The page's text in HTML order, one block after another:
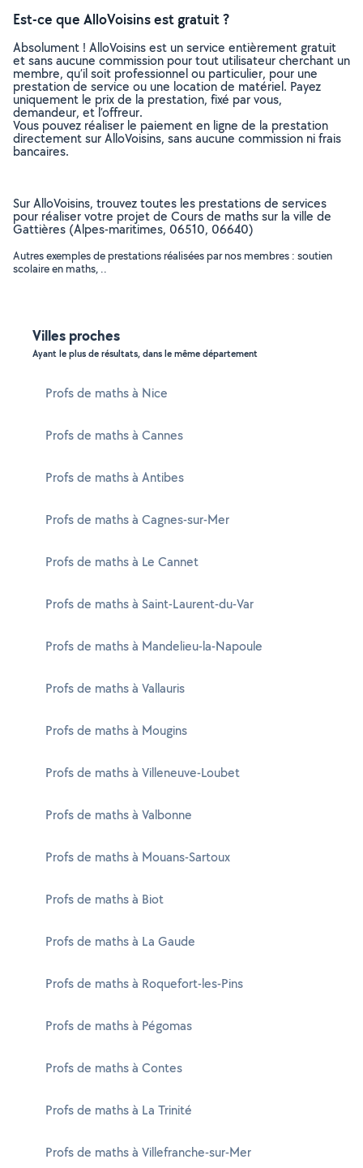
Est-ce que AlloVoisins est gratuit ?
Absolument ! AlloVoisins est un service entièrement gratuit
et sans aucune commission pour tout utilisateur cherchant un
membre, qu’il soit professionnel ou particulier, pour une
prestation de service ou une location de matériel. Payez
uniquement le prix de la prestation, fixé par vous,
demandeur, et l’offreur.
Vous pouvez réaliser le paiement en ligne de la prestation
directement sur AlloVoisins, sans aucune commission ni frais
bancaires.
Sur AlloVoisins, trouvez toutes les prestations de services
pour réaliser votre projet de Cours de maths sur la ville de
Gattières (Alpes-maritimes, 06510, 06640)
Autres exemples de prestations réalisées par nos membres : soutien
scolaire en maths, ..
Villes proches
Ayant le plus de résultats, dans le même département
Profs de maths à Nice
Profs de maths à Cannes
Profs de maths à Antibes
Profs de maths à Cagnes-sur-Mer
Profs de maths à Le Cannet
Profs de maths à Saint-Laurent-du-Var
Profs de maths à Mandelieu-la-Napoule
Profs de maths à Vallauris
Profs de maths à Mougins
Profs de maths à Villeneuve-Loubet
Profs de maths à Valbonne
Profs de maths à Mouans-Sartoux
Profs de maths à Biot
Profs de maths à La Gaude
Profs de maths à Roquefort-les-Pins
Profs de maths à Pégomas
Profs de maths à Contes
Profs de maths à La Trinité
Profs de maths à Villefranche-sur-Mer